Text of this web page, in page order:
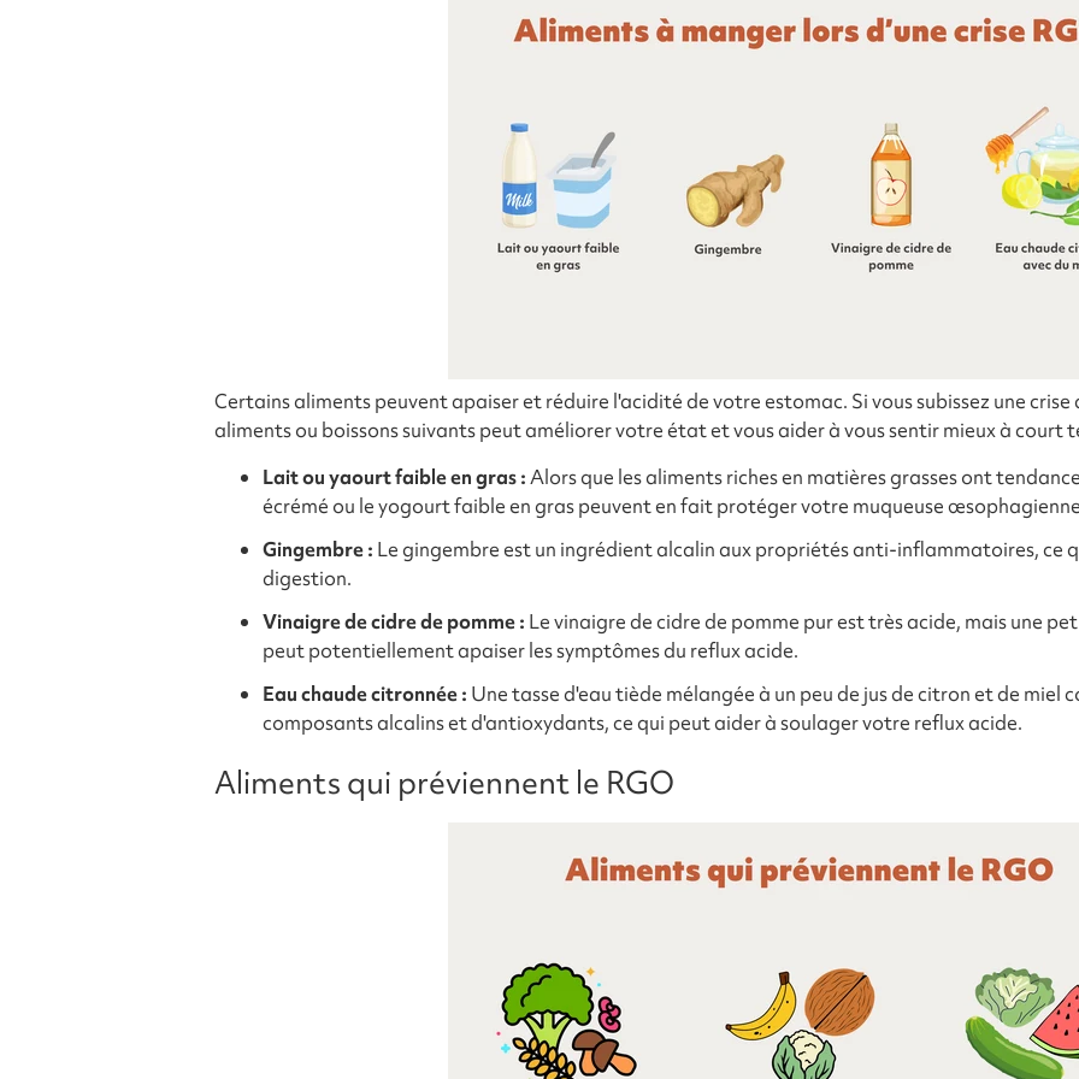
Certains aliments peuvent apaiser et réduire l'acidité de votre estomac. Si vous subissez une crise
aliments ou boissons suivants peut améliorer votre état et vous aider à vous sentir mieux à court
Lait ou yaourt faible en gras :Alors que les aliments riches en matières grasses ont
écrémé ou le yogourt faible en gras peuvent en fait protéger votre muqueuse
Gingembre : Le gingembre est un ingrédient alcalin aux propriétés anti-inflammatoires, ce
digestion.
Vinaigre de cidre de pomme : Le vinaigre de cidre de pomme pur est très acide, mais une
peut potentiellement apaiser les symptômes du reflux acide.
Eau chaude citronnée : Une tasse d'eau tiède mélangée à un peu de jus de citron et de miel
composants alcalins et d'antioxydants, ce qui peut aider à soulager votre reflux acide.
Aliments qui préviennent le RGO